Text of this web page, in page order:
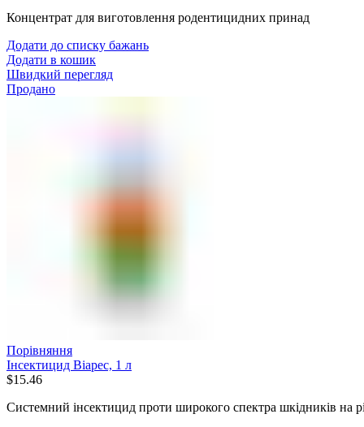
Концентрат для виготовлення родентицидних принад
Додати до списку бажань
Додати в кошик
Швидкий перегляд
Продано
Порівняння
Інсектицид Віарес, 1 л
$15.46
Системний інсектицид проти широкого спектра шкідників на